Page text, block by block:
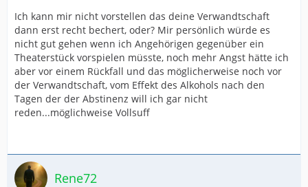
Ich kann mir nicht vorstellen das deine Verwandtschaft
dann erst recht bechert, oder? Mir persönlich würde es
nicht gut gehen wenn ich Angehörigen gegenüber ein
Theaterstück vorspielen müsste, noch mehr Angst hätte ich
aber vor einem Rückfall und das möglicherweise noch vor
der Verwandtschaft, vom Effekt des Alkohols nach den
Tagen der der Abstinenz will ich gar nicht
reden...möglichweise Vollsuff
Rene72